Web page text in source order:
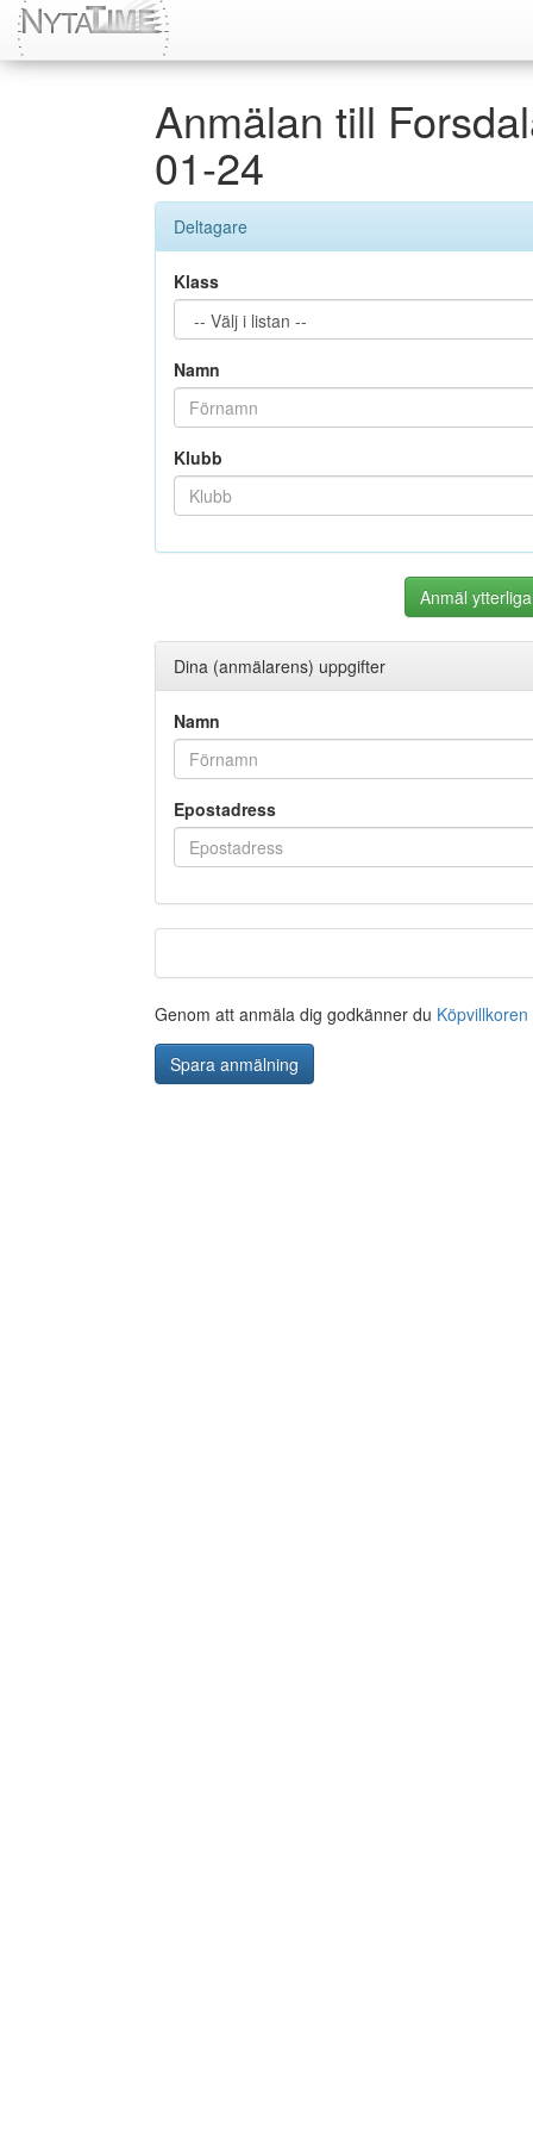
Anmälan till
01-24
Deltagare
Klass
Namn
Klubb
Anmäl
Dina (anmälarens) uppgifter
Namn
Epostadress
Genom att anmäla dig godkänner du Köpvillkoren
Spara anmälning